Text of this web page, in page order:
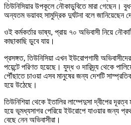
তিউনিসিয়ার উপকূলে নৌকাডুবিতে মারা গেছেন।
অন্যতম ভয়াবহ সামুদ্রিক দুর্ঘটনা বলে জানিয়েছেন
ওই কর্মকর্তার ভাষ্য, প্রায় ৭০ অভিবাসী নিয়ে
কাছাকাছি ডুবে যায়।
প্রসঙ্গত, তিউনিসিয়া এখন ইউরোপগামী
পয়েন্টে পরিণত হয়েছে। যুদ্ধ ও দারিদ্র্য থেকে
পৌঁছাতে চাওয়া এসব মানুষের জন্য দেশটি
হয়ে উঠেছে।
তিউনিশিয়া থেকে ইতালির লাম্পেদুসা দ্বীপের
হয়ে ভূমধ্যসাগর পেরিয়ে ইউরোপে যাওয়ার জন্য
বেছে নেন অভিবাসীরা।